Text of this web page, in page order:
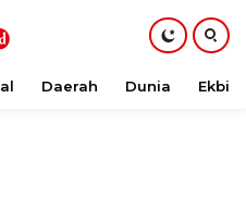
Daerah Dunia Ekbis